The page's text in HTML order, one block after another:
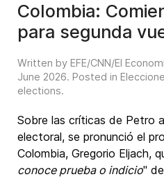
Colombia:
para segunda
Written by EFE/CNN/El
June 2026. Posted in
elections.
Sobre las críticas de Petro
electoral, se pronunció el
Colombia, Gregorio Eljach,
conoce prueba o indicio"